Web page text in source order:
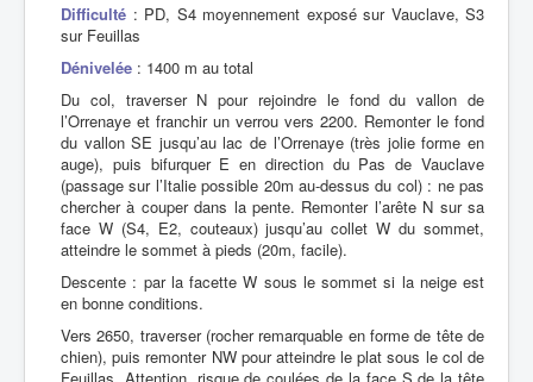
Difficulté : PD, S4 moyennement exposé sur Vauclave, S3
sur Feuillas
Dénivelée : 1400 m au total
Du col, traverser N pour rejoindre le fond du vallon de
l’Orrenaye et franchir un verrou vers 2200. Remonter le fond
du vallon SE jusqu’au lac de l’Orrenaye (très jolie forme en
auge), puis bifurquer E en direction du Pas de Vauclave
(passage sur l’Italie possible 20m au-dessus du col) : ne pas
chercher à couper dans la pente. Remonter l’arête N sur sa
face W (S4, E2, couteaux) jusqu’au collet W du sommet,
atteindre le sommet à pieds (20m, facile).
Descente : par la facette W sous le sommet si la neige est
en bonne conditions.
Vers 2650, traverser (rocher remarquable en forme de tête de
chien), puis remonter NW pour atteindre le plat sous le col de
Feuillas. Attention, risque de coulées de la face S de la tête